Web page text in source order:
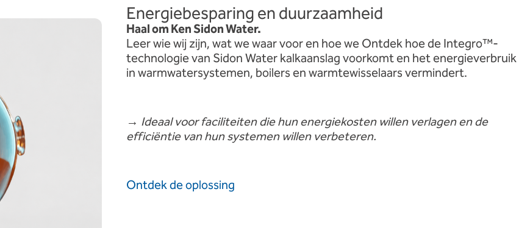
Energiebesparing en duurzaamheid
HaalomKenSidonWater.
Leerwiewijzijn,watwewaarvoorenhoeweOntdek hoe de Integro™-
technologie van Sidon Water kalkaanslag voorkomt en het energieverbruik
in warmwatersystemen, boilers en warmtewisselaars vermindert.
→ Ideaal voor faciliteiten die hun energiekosten willen verlagen en de
efficiëntie van hun systemen willen verbeteren.
Ontdek de oplossing